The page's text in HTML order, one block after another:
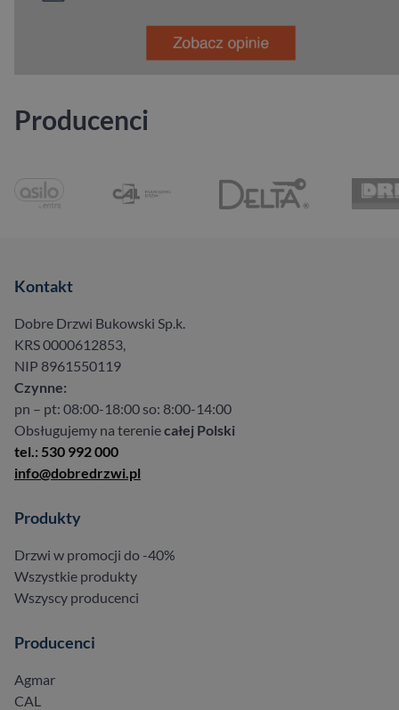
Producenci
Kontakt
Dobre Drzwi Bukowski Sp.k.
KRS 0000612853,
NIP 8961550119
Czynne:
pn – pt: 08:00-18:00 so: 8:00-14:00
Obsługujemy na tereniecałej Polski
tel.: 530 992 000
info@dobredrzwi.pl
Produkty
Drzwi w promocji do -40%
Wszystkie produkty
Wszyscy producenci
Producenci
Agmar
CAL